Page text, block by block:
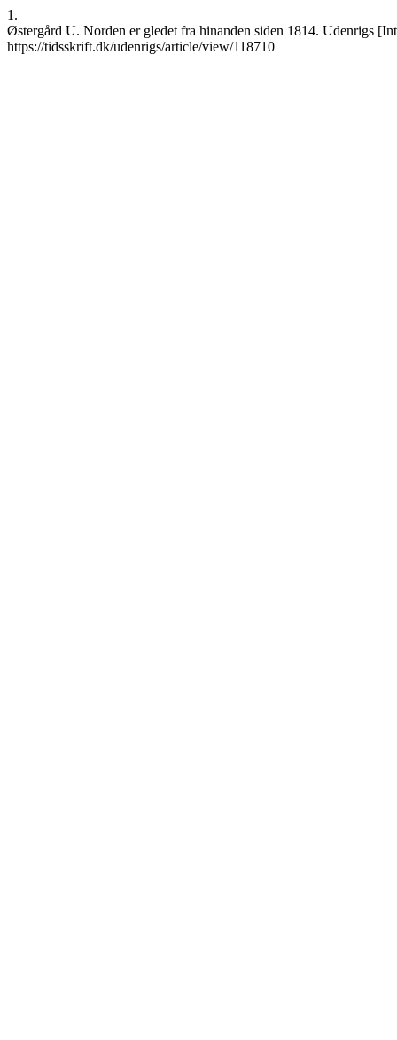
1.
Østergård U. Norden er gledet fra hinanden siden 1814. Udenrigs
https://tidsskrift.dk/udenrigs/article/view/118710